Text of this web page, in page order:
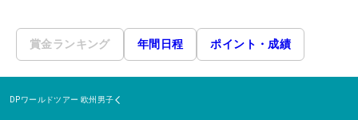
賞金ランキング 年間日程 ポイント・成績
DPワールドツアー 欧州男子